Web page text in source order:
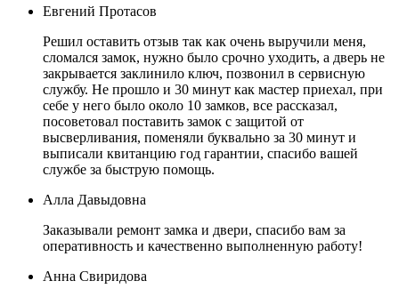
Евгений Протасов
Решил оставить отзыв так как очень выручили меня,
сломался замок, нужно было срочно уходить, а дверь не
закрывается заклинило ключ, позвонил в сервисную
службу. Не прошло и 30 минут как мастер приехал, при
себе у него было около 10 замков, все рассказал,
посоветовал поставить замок с защитой от
высверливания, поменяли буквально за 30 минут и
выписали квитанцию год гарантии, спасибо вашей
службе за быструю помощь.
Алла Давыдовна
Заказывали ремонт замка и двери, спасибо вам за
оперативность и качественно выполненную работу!
Анна Свиридова